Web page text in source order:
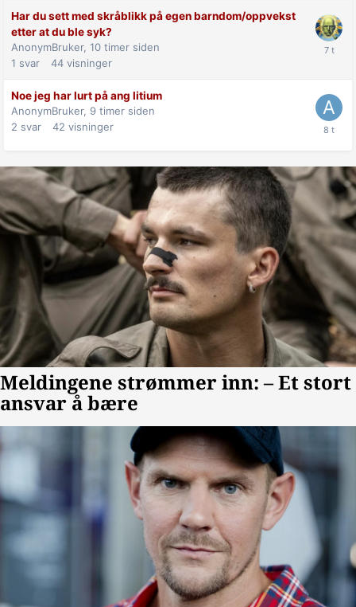
Har du sett med skråblikk på egen barndom/oppvekst
etter at du ble syk?
AnonymBruker, 10 timer siden
1 svar 44 visninger
Noe jeg har lurt på ang litium
AnonymBruker, 9 timer siden
2 svar 42 visninger